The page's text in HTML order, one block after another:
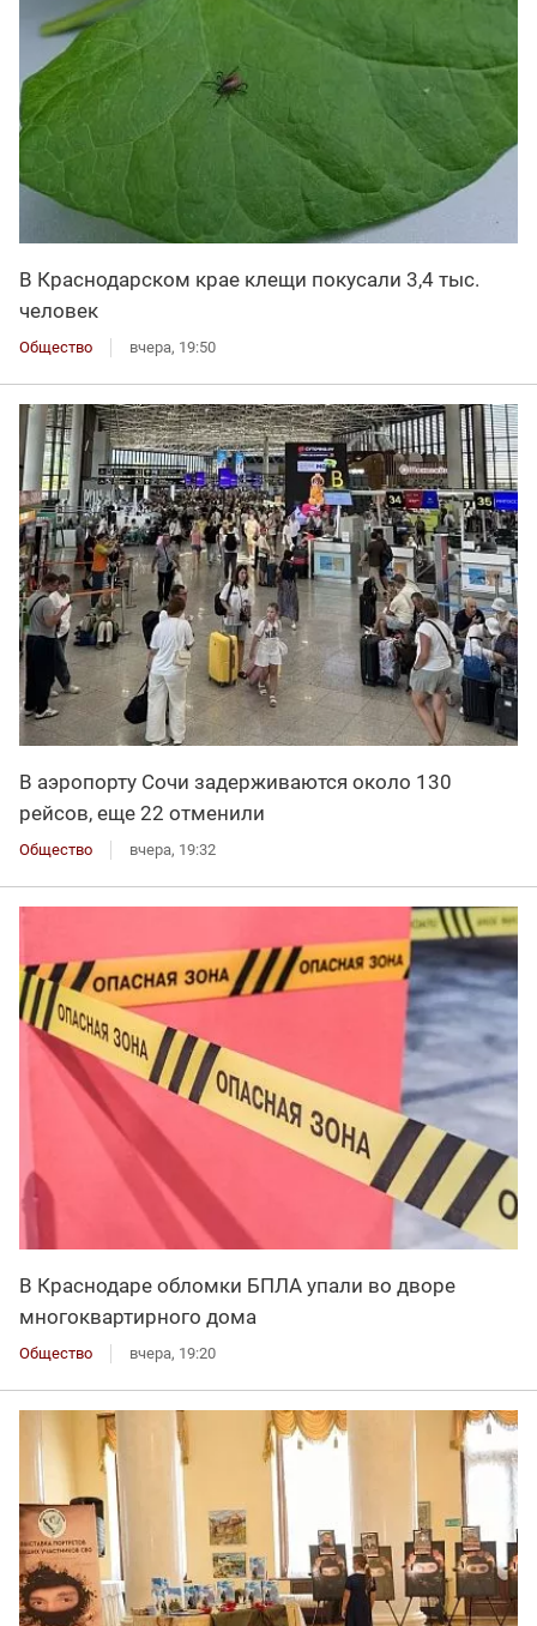
В Краснодарском крае клещи покусали 3,4 тыс.
человек
Общество вчера, 19:50
В аэропорту Сочи задерживаются около 130
рейсов, еще 22 отменили
Общество вчера, 19:32
В Краснодаре обломки БПЛА упали во дворе
многоквартирного дома
Общество вчера, 19:20